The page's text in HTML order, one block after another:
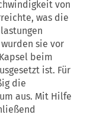
von
was die
sie vor
beim
ist. Für
die
aus. Mit Hilfe